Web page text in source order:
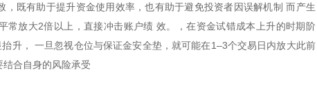
，既有助于提升资金使用效率，也有助于避免投资者因误解机制 而产生
常放大2倍以上，直接冲击账户绩 效。，在资金试错成本上升的时期阶
升， 一旦忽视仓位与保证金安全垫，就可能在1–3个交易日内放大此前
合自身的风险承受